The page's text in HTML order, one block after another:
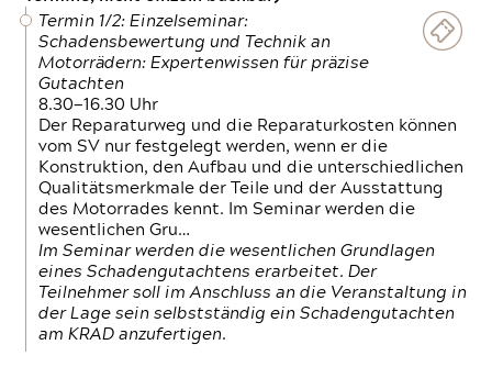
Termin 1/2: Einzelseminar:
Schadensbewertung und Technik an
Motorrädern: Expertenwissen für präzise
Gutachten
8.30—16.30 Uhr
Der Reparaturweg und die Reparaturkosten können
vom SV nur festgelegt werden, wenn er die
Konstruktion, den Aufbau und die unterschiedlichen
Qualitätsmerkmale der Teile und der Ausstattung
des Motorrades kennt. Im Seminar werden die
wesentlichen Gru…
Im Seminar werden die wesentlichen Grundlagen
eines Schadengutachtens erarbeitet. Der
Teilnehmer soll im Anschluss an die Veranstaltung in
der Lage sein selbstständig ein Schadengutachten
am KRAD anzufertigen.